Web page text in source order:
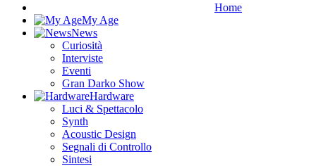
Home
My Age
News
Curiosità
Interviste
Eventi
Gran Darko Show
Hardware
Luci & Spettacolo
Synth
Acoustic Design
Segnali di Controllo
Sintesi